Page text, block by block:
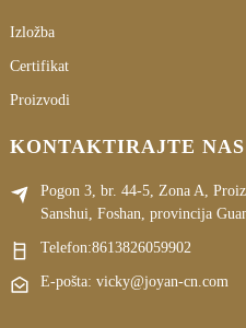
Izložba
Certifikat
Proizvodi
KONTAKTIRAJTE NAS
Pogon 3, br. 44-5, Zona A,
Sanshui, Foshan, provincija
Telefon:8613826059902
E-pošta: vicky@joyan-cn.com